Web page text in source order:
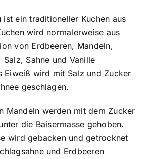
ist ein traditioneller Kuchen aus
wird normalerweise aus
von Erdbeeren, Mandeln,
Sahne und Vanille
Eiweiß wird mit Salz und Zucker
geschlagen.
Mandeln werden mit dem Zucker
die Baisermasse gehoben.
wird gebacken und getrocknet
und Erdbeeren